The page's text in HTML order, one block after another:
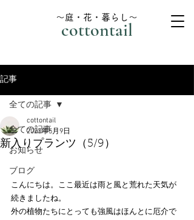
cottontail
～庭・花・暮らし～
記事
全ての記事
お知らせ
ブログ
全ての記事
新入りプランツ（5/9）
cottontail
2023年5月9日
こんにちは。ここ最近は雨と風と荒れた天気が
続きましたね。
外の植物たちにとっても強風はほんとに厄介で